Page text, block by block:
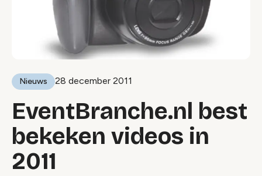
Nieuws 28 december 2011
EventBranche.nl best
bekeken videos in
2011